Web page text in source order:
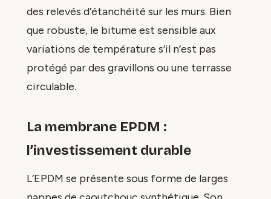
des relevés d’étanchéité sur les murs. Bien
que robuste, le bitume est sensible aux
variations de température s’il n’est pas
protégé par des gravillons ou une terrasse
circulable.
La membrane EPDM :
l’investissement durable
L’EPDM se présente sous forme de larges